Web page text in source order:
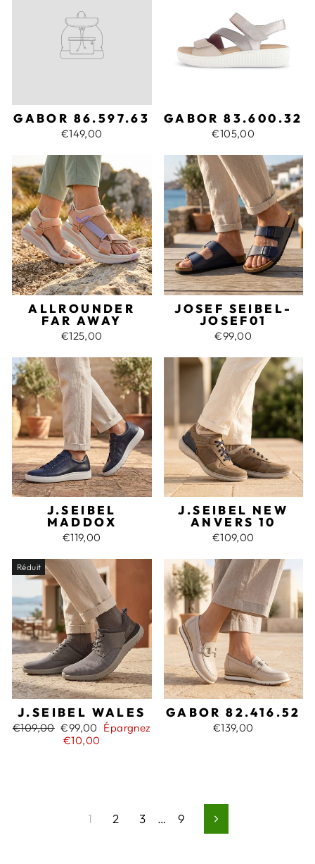
GABOR 86.597.63
€149,00
GABOR 83.600.32
€105,00
ALLROUNDER
FAR AWAY
€125,00
JOSEF SEIBEL-
JOSEF01
€99,00
J.SEIBEL
MADDOX
€119,00
J.SEIBEL NEW
ANVERS 10
€109,00
Réduit
J.SEIBEL WALES
Prix
€109,00 Prix
réduit
€99,00 Épargnez
€10,00
GABOR 82.416.52
€139,00
1 2 3 … 9 Suivant